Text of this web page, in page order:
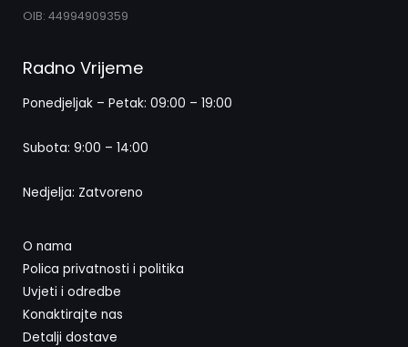
OIB: 44994909359
Radno Vrijeme
Ponedjeljak – Petak: 09:00 – 19:00
Subota: 9:00 – 14:00
Nedjelja: Zatvoreno
O nama
Polica privatnosti i politika
Uvjeti i odredbe
Konaktirajte nas
Detalji dostave